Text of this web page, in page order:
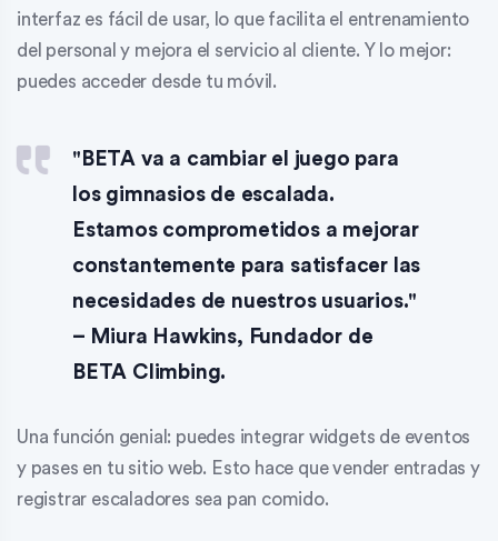
interfaz es fácil de usar, lo que facilita el entrenamiento
del personal y mejora el servicio al cliente. Y lo mejor:
puedes acceder desde tu móvil.
"BETA va a cambiar el juego para
los gimnasios de escalada.
Estamos comprometidos a mejorar
constantemente para satisfacer las
necesidades de nuestros usuarios."
– Miura Hawkins, Fundador de
BETA Climbing.
Una función genial: puedes integrar widgets de eventos
y pases en tu sitio web. Esto hace que vender entradas y
registrar escaladores sea pan comido.